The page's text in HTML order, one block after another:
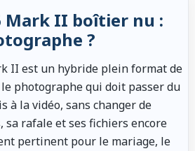
Mark II boîtier nu :
?
II est un hybride plein format de
photographe qui doit passer du
à la vidéo, sans changer de
sa rafale et ses fichiers encore
pertinent pour le mariage, le